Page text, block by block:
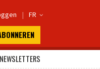
| FR 
NEWSLETTERS